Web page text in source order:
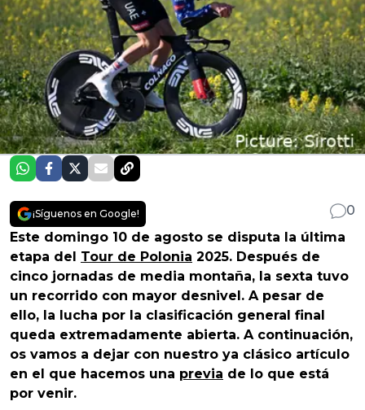
¡Síguenos en Google!
0
Este domingo 10 de agosto se disputa la última
etapa del Tour de Polonia 2025. Después de
cinco jornadas de media montaña, la sexta tuvo
un recorrido con mayor desnivel. A pesar de
ello, la lucha por la clasificación general final
queda extremadamente abierta. A continuación,
os vamos a dejar con nuestro ya clásico artículo
en el que hacemos una previa de lo que está
por venir.